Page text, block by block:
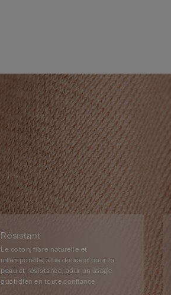
Résistant
Le coton, fibre naturelle et
intemporelle, allie douceur pour la
peau et résistance, pour un usage
quotidien en toute confiance